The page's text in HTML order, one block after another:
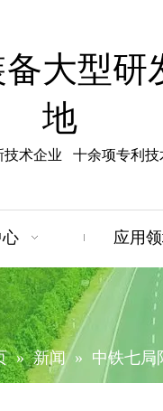
大型研
地
技术企业 十余项专利
应用
» 新闻 » 中铁七局